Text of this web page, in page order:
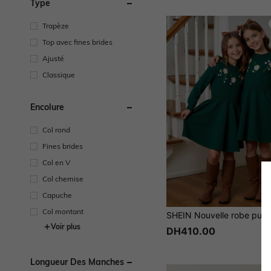
Type
Trapèze
Top avec fines brides
Ajusté
Classique
Encolure
Col rond
Fines brides
Col en V
Col chemise
Capuche
Col montant
Voir plus
Longueur Des Manches
DH410.00